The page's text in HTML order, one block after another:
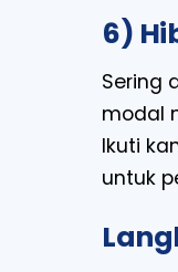
6)
Sering
modal
Ikuti
untuk